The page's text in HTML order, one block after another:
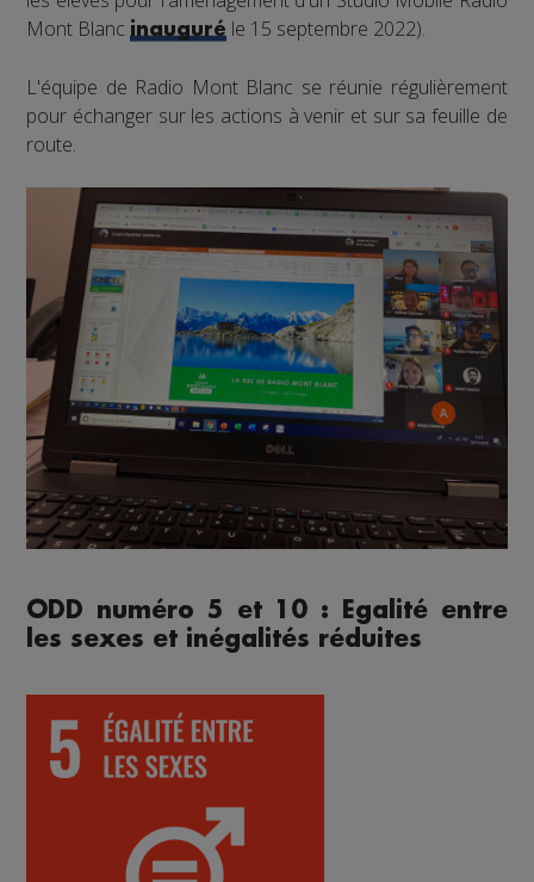
Mont Blancinauguré le 15 septembre 2022).
L'équipe de Radio Mont Blanc se réunie régulièrement
pour échanger sur les actions à venir et sur sa feuille de
route.
ODD numéro 5 et 10 : Egalité entre
les sexes et inégalités réduites